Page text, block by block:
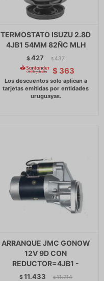
TERMOSTATO ISUZU 2.8D
4JB1 54MM 82ÑC MLH
$427 $ 437
$ 363
ARRANQUE JMC GONOW
12V 9D CON
REDUCTOR=4JB1 -
$11.433 $ 11.714